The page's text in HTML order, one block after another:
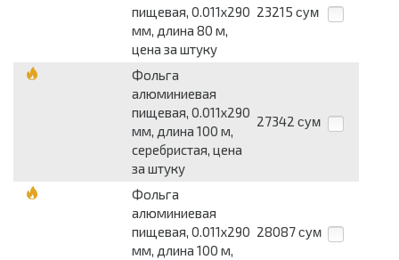
пищевая, 0.011х290
мм, длина 80 м,
цена за штуку
23215 сум
Фольга
алюминиевая
пищевая, 0.011х290
мм, длина 100 м,
серебристая, цена
за штуку
27342 сум
Фольга
алюминиевая
пищевая, 0.011х290
мм, длина 100 м,
28087 сум